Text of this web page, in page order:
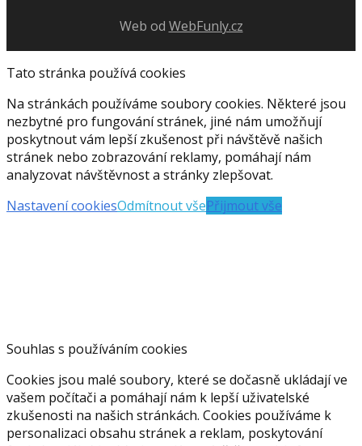
Web od WebFunly.cz
Tato stránka používá cookies
Na stránkách používáme soubory cookies. Některé jsou
nezbytné pro fungování stránek, jiné nám umožňují
poskytnout vám lepší zkušenost při návštěvě našich
stránek nebo zobrazování reklamy, pomáhají nám
analyzovat návštěvnost a stránky zlepšovat.
Nastavení cookiesOdmítnout všePřijmout vše
Souhlas s používáním cookies
Cookies jsou malé soubory, které se dočasně ukládají ve
vašem počítači a pomáhají nám k lepší uživatelské
zkušenosti na našich stránkách. Cookies používáme k
personalizaci obsahu stránek a reklam, poskytování